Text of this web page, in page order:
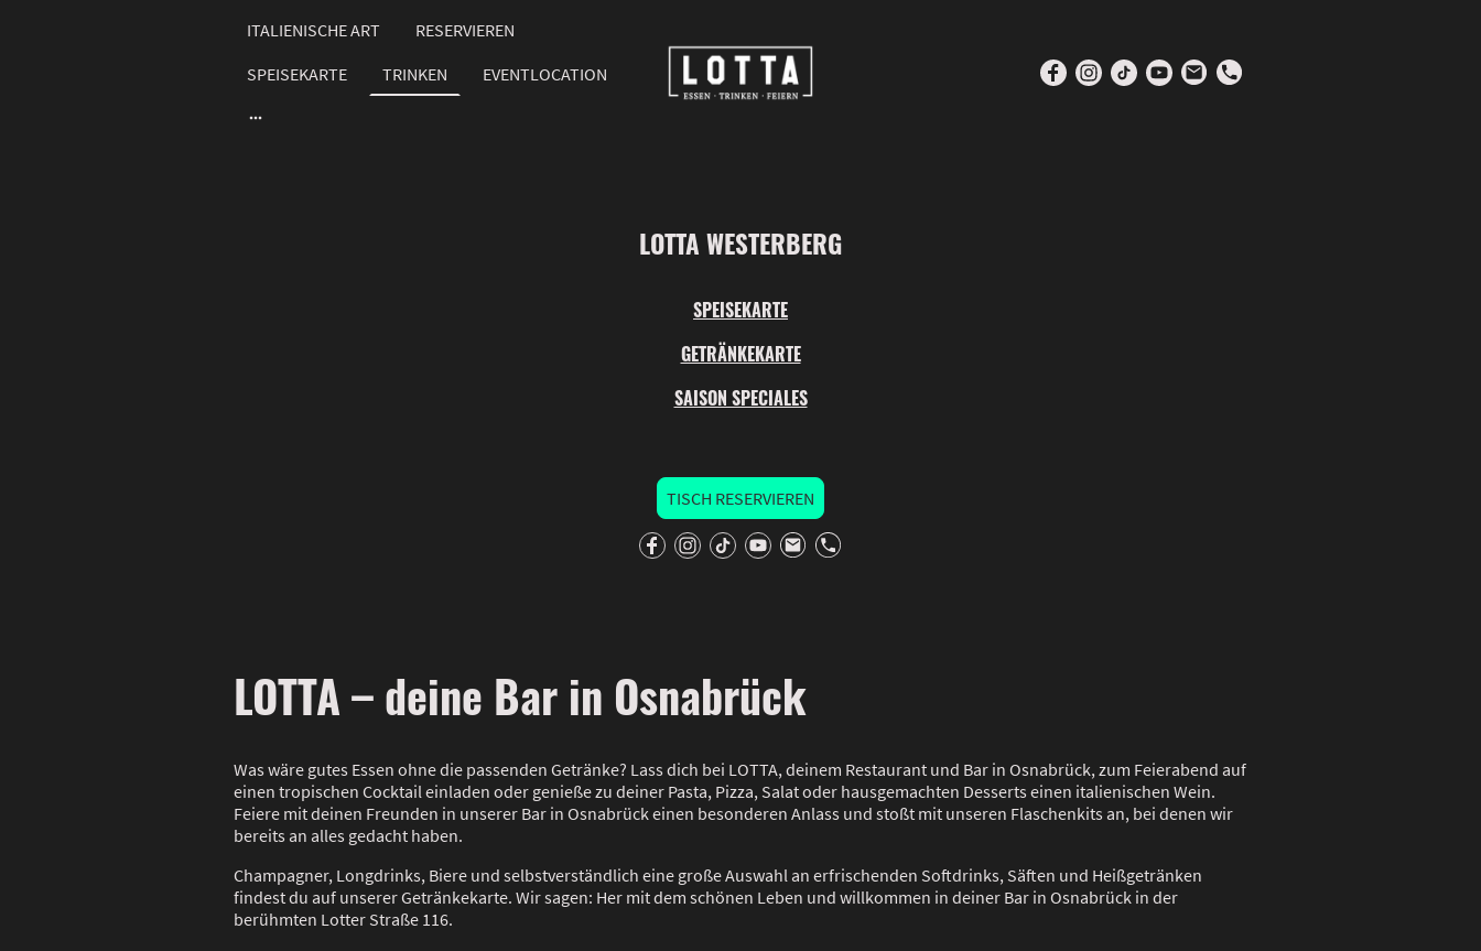
ITALIENISCHE ART
RESERVIEREN
SPEISEKARTE
TRINKEN EVENTLOCATION
LOTTA WESTERBERG
SPEISEKARTE
GETRÄNKEKARTE
SAISON SPECIALES
TISCH RESERVIEREN
LOTTA – deine Bar in Osnabrück
Was wäre gutes Essen ohne die passenden Getränke? Lass dich bei LOTTA, deinem Restaurant und Bar in Osnabrück, zum Feierabend auf
einen tropischen Cocktail einladen oder genieße zu deiner Pasta, Pizza, Salat oder hausgemachten Desserts einen italienischen Wein.
Feiere mit deinen Freunden in unserer Bar in Osnabrück einen besonderen Anlass und stoßt mit unseren Flaschenkits an, bei denen wir
bereits an alles gedacht haben.
Champagner, Longdrinks, Biere und selbstverständlich eine große Auswahl an erfrischenden Softdrinks, Säften und Heißgetränken
findest du auf unserer Getränkekarte. Wir sagen: Her mit dem schönen Leben und willkommen in deiner Bar in Osnabrück in der
berühmten Lotter Straße 116.